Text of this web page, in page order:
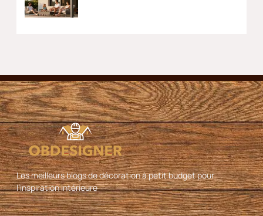
Les meilleurs blogs de décoration à petit budget pour
l’inspiration intérieure